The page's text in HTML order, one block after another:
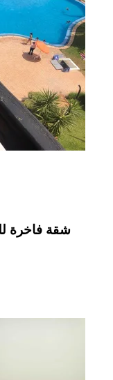
شقة فاخرة